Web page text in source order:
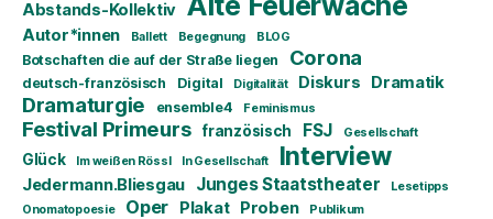
Abstands-Kollektiv
Autor*innen Ballett Begegnung BLOG
Botschaften die auf der Straße liegen Corona
deutsch-französisch Digital Digitalität Diskurs Dramatik
Dramaturgie ensemble4 Feminismus
Festival Primeurs französisch FSJ Gesellschaft
Glück Im weißen Rössl In Gesellschaft Interview
Jedermann.Bliesgau Junges Staatstheater
Lesetipps
Onomatopoesie
Oper Plakat Proben Publikum